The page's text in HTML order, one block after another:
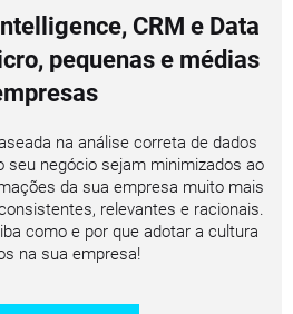
CRM e Data
pequenas e médias
na análise correta de dados
seu negócio sejam minimizados ao
da sua empresa muito mais
relevantes e racionais.
como e por que adotar a cultura
na sua empresa!